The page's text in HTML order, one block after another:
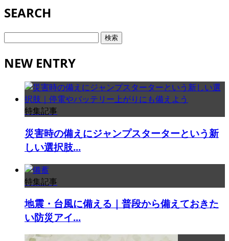
SEARCH
検
NEW ENTRY
特集記事
災害時の備えにジャンプスターターという新
しい選択肢...
特集記事
地震・台風に備える｜普段から備えておきた
い防災アイ...